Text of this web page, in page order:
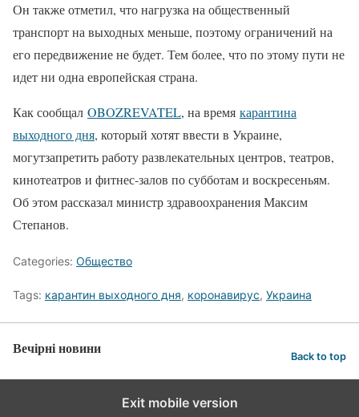
Он также отметил, что нагрузка на общественный
транспорт на выходных меньше, поэтому ограничений на
его передвижение не будет. Тем более, что по этому пути не
идет ни одна европейская страна.
Как сообщал OBOZREVATEL, на время карантина
выходного дня, который хотят ввести в Украине,
могутзапретить работу развлекательных центров, театров,
кинотеатров и фитнес-залов по субботам и воскресеньям.
Об этом рассказал министр здравоохранения Максим
Степанов.
Categories: Общество
Tags: карантин выходного дня, коронавирус, Украина
Вечірні новини Back to top
Exit mobile version